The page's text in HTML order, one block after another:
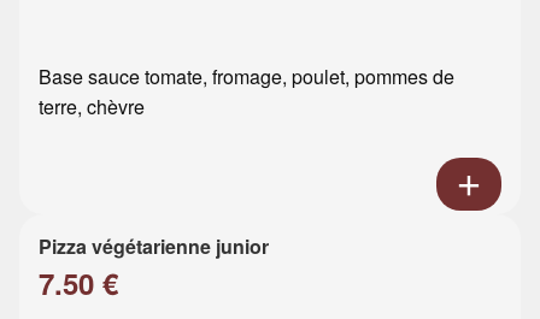
Base sauce tomate, fromage, poulet, pommes de
terre, chèvre
Pizza végétarienne junior
7.50 €